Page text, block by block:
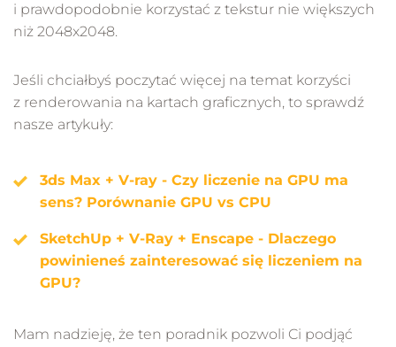
i prawdopodobnie korzystać z tekstur nie większych
niż 2048x2048.
Jeśli chciałbyś poczytać więcej na temat korzyści
z renderowania na kartach graficznych, to sprawdź
nasze artykuły:
3ds Max + V-ray - Czy liczenie na GPU ma
sens? Porównanie GPU vs CPU
SketchUp + V-Ray + Enscape - Dlaczego
powinieneś zainteresować się liczeniem na
GPU?
Mam nadzieję, że ten poradnik pozwoli Ci podjąć